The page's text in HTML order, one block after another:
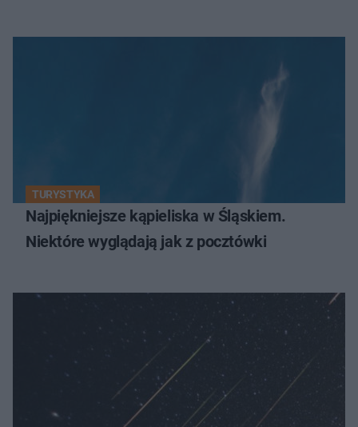
TURYSTYKA
Najpiękniejsze kąpieliska w Śląskiem.
Niektóre wyglądają jak z pocztówki